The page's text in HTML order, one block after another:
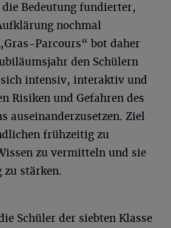
Bedeutung fundierter,
nochmal
Parcours“ bot daher
den Schülern
intensiv, interaktiv und
Risiken und Gefahren des
auseinanderzusetzen. Ziel
frühzeitig zu
zu vermitteln und sie
stärken.
Schüler der siebten Klasse